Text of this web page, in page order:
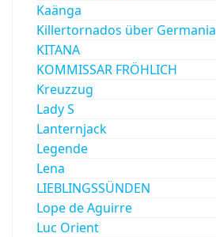
Kaänga
Killertornados über Germania
KITANA
KOMMISSAR FRÖHLICH
Kreuzzug
Lady S
Lanternjack
Legende
Lena
LIEBLINGSSÜNDEN
Lope de Aguirre
Luc Orient